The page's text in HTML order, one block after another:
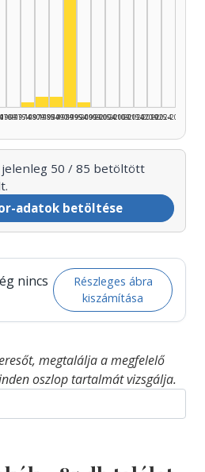
Színész, 1975–1979: 1
1975–1979Színész, 1980–1984: 3
1980–1984Színész, 1985–1989: 3
1985–1989
1990–1994Színész, 1995–1999:
1995–1999
2000–2004
2005–2009
2010–2014
2015–2019
2020–2024
2025–2026
50 / 85 betöltött
adatok betöltése
nincs
Részleges ábra
kiszámítása
megtalálja a megfelelő
oszlop tartalmát vizsgálja.